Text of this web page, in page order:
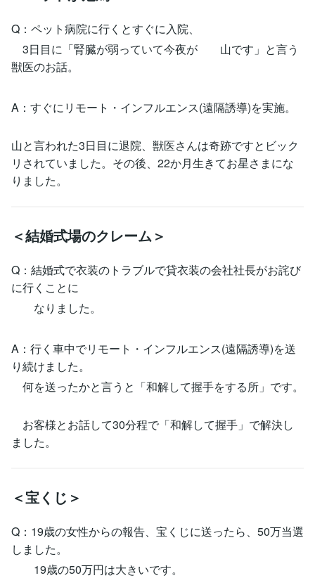
Q：ペット病院に行くとすぐに入院、
3日目に「腎臓が弱っていて今夜が 山です」と言う
獣医のお話。
A：すぐにリモート・インフルエンス(遠隔誘導)を実施。
山と言われた3日目に退院、獣医さんは奇跡ですとビック
リされていました。その後、22か月生きてお星さまにな
りました。
＜結婚式場のクレーム＞
Q：結婚式で衣装のトラブルで貸衣装の会社社長がお詫び
に行くことに
なりました。
A：行く車中でリモート・インフルエンス(遠隔誘導)を送
り続けました。
何を送ったかと言うと「和解して握手をする所」です。
お客様とお話して30分程で「和解して握手」で解決し
ました。
＜宝くじ＞
Q：19歳の女性からの報告、宝くじに送ったら、50万当選
しました。
19歳の50万円は大きいです。